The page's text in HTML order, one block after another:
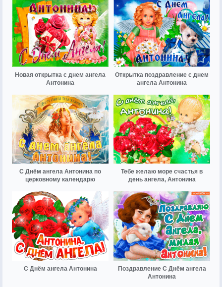
Новая открытка с днем ангела
Антонина
Открытка поздравление с днем
ангела Антонина
С Днём ангела Антонина по
церковному календарю
Тебе желаю море счастья в
день ангела, Антонина
С Днём ангела Антонина
Поздравление С Днём ангела
Антонина